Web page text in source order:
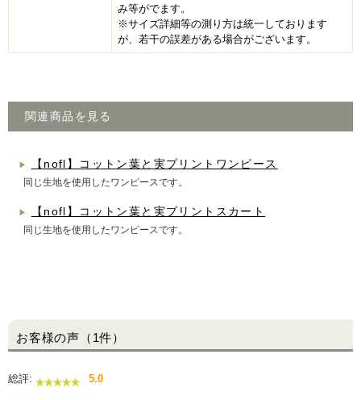
み等がでます。
※サイズ詳細等の測り方は統一しております
が、若干の誤差がある場合がございます。
関連商品を見る
▶ 【nofl】コットン葉と実プリントワンピース
同じ生地を使用したワンピースです。
▶ 【nofl】コットン葉と実プリントスカート
同じ生地を使用したワンピースです。
お客様の声（1件）
総評: 5.0